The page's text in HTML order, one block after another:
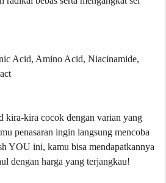
Acid, Amino Acid, Niacinamide,
kira-kira cocok dengan varian yang
penasaran ingin langsung mencoba
YOU ini, kamu bisa mendapatkannya
dengan harga yang terjangkau!